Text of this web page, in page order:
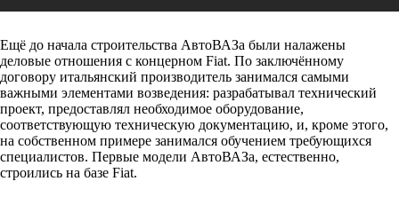
Ещё до начала строительства АвтоВАЗа были налажены
деловые отношения с концерном Fiat. По заключённому
договору итальянский производитель занимался самыми
важными элементами возведения: разрабатывал технический
проект, предоставлял необходимое оборудование,
соответствующую техническую документацию, и, кроме этого,
на собственном примере занимался обучением требующихся
специалистов. Первые модели АвтоВАЗа, естественно,
строились на базе Fiat.